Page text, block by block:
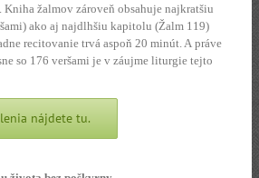
žalmov zároveň obsahuje najkratšiu
ako aj najdlhšiu kapitolu (Žalm 119)
recitovanie trvá aspoň 20 minút. A práve
so 176 veršami je v záujme liturgie tejto
nájdete tu.